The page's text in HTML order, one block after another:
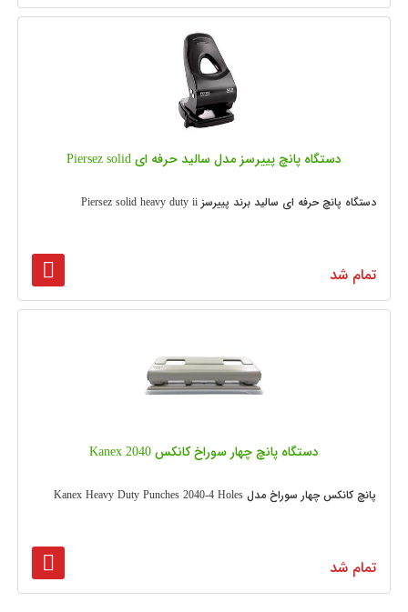
دستگاه پانچ پییرسز مدل سالید حرفه ای Piersez solid
دستگاه پانچ حرفه ای سالید برند پییرسز Piersez solid heavy duty ii
تمام شد
دستگاه پانچ چهار سوراخ کانکس Kanex 2040
پانچ کانکس چهار سوراخ مدل Kanex Heavy Duty Punches 2040-4 Holes
تمام شد